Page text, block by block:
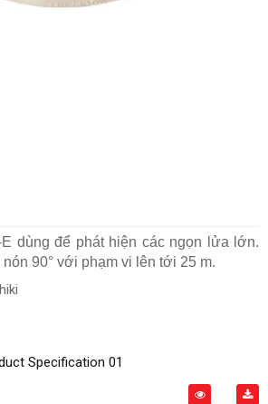
dùng để phát hiện các ngọn lửa lớn.
90° với phạm vi lên tới 25 m.
Specification 01